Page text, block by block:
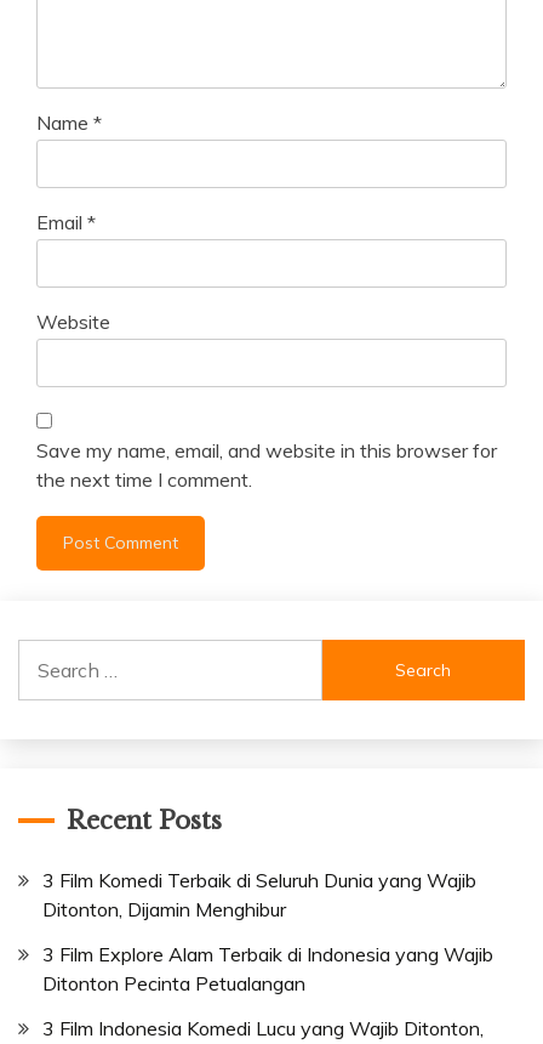
Name *
Email *
Website
Save my name, email, and website in this browser for
the next time I comment.
for:
Recent Posts
3 Film Komedi Terbaik di Seluruh Dunia yang Wajib
Ditonton, Dijamin Menghibur
3 Film Explore Alam Terbaik di Indonesia yang Wajib
Ditonton Pecinta Petualangan
3 Film Indonesia Komedi Lucu yang Wajib Ditonton,